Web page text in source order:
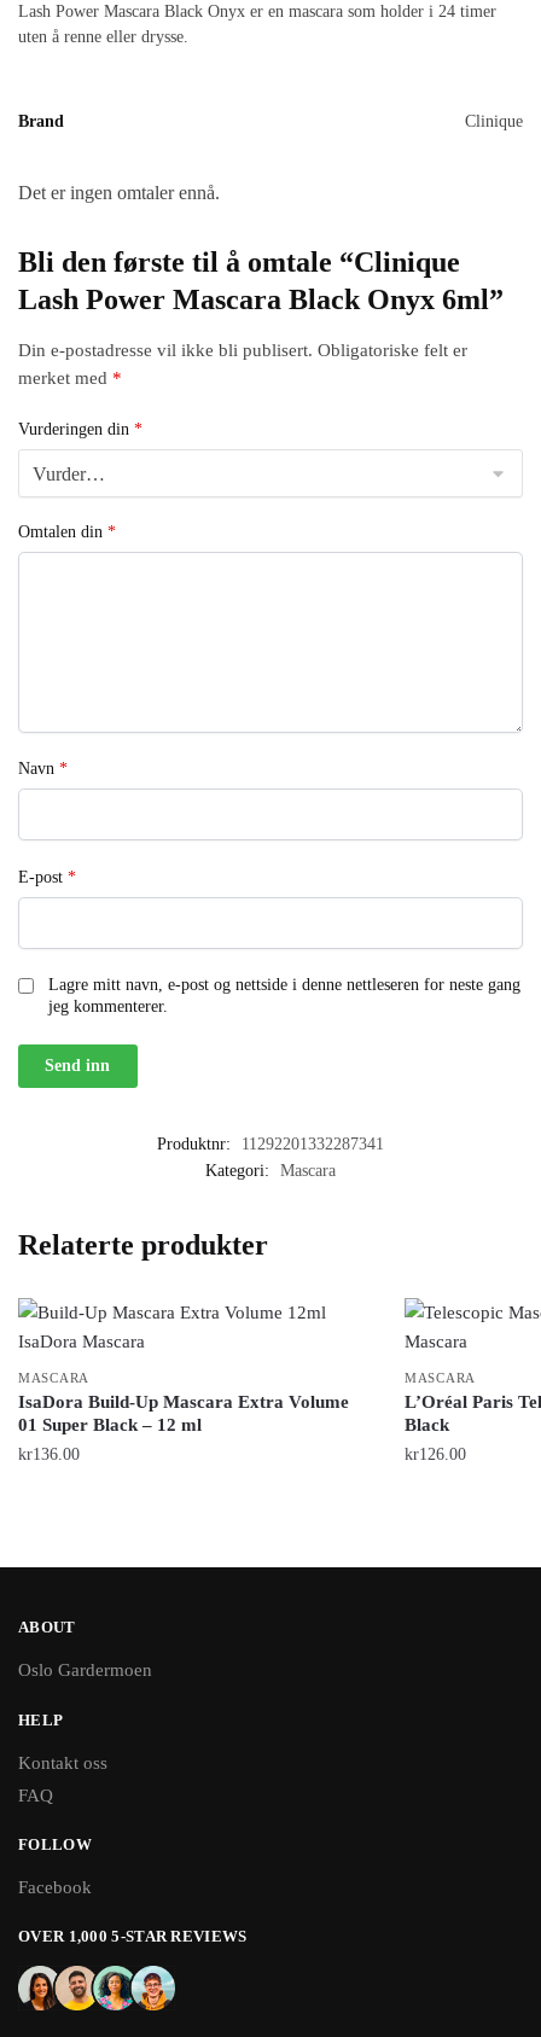
Lash Power Mascara Black Onyx er en mascara som holder i 24 timer
uten å renne eller drysse.
Brand Clinique
Det er ingen omtaler ennå.
Bli den første til å omtale “Clinique
Lash Power Mascara Black Onyx 6ml”
Din e-postadresse vil ikke bli publisert. Obligatoriske felt er
merket med *
Vurderingen din *
Omtalen din *
Navn *
E-post *
Lagre mitt navn, e-post og nettside i denne nettleseren for neste gang
jeg kommenterer.
Produktnr:
11292201332287341
Kategori:
Mascara
Relaterte produkter
MASCARA
IsaDora Build-Up Mascara Extra Volume
01 Super Black – 12 ml
kr136.00
MASCARA
L’Oréal Paris
Black
kr126.00
ABOUT
Oslo Gardermoen
HELP
Kontakt oss
FAQ
FOLLOW
Facebook
OVER 1,000 5-STAR REVIEWS